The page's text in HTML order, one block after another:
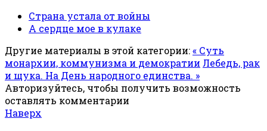
Страна устала от войны
А сердце мое в кулаке
Другие материалы в этой категории:« Суть
монархии, коммунизма и демократии Лебедь, рак
и щука. На День народного единства. »
Авторизуйтесь, чтобы получить возможность
оставлять комментарии
Наверх